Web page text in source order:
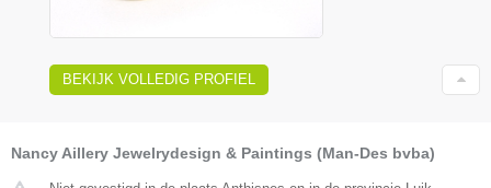
BEKIJK VOLLEDIG PROFIEL
Nancy Aillery Jewelrydesign & Paintings (Man-Des bvba)